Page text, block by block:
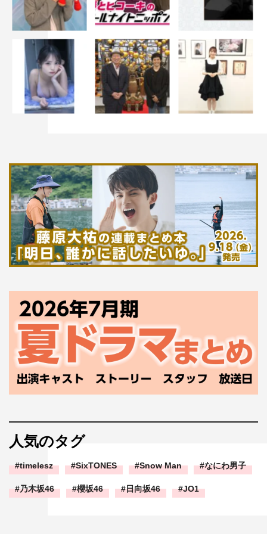
人気のタグ
timelesz SixTONES Snow Man なにわ男子
乃木坂46 櫻坂46 日向坂46 JO1